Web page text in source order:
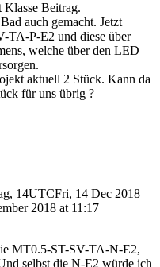
Beitrag.
auch gemacht. Jetzt
TA-P-E2 und diese über
welche über den LED
aktuell 2 Stück. Kann da
für uns übrig ?
14UTCFri, 14 Dec 2018
2018 at 11:17
MT0.5-ST-SV-TA-N-E2,
selbst die N-E2 würde ich